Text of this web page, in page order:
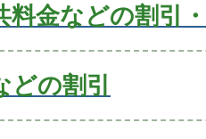
料金などの割引
の割引